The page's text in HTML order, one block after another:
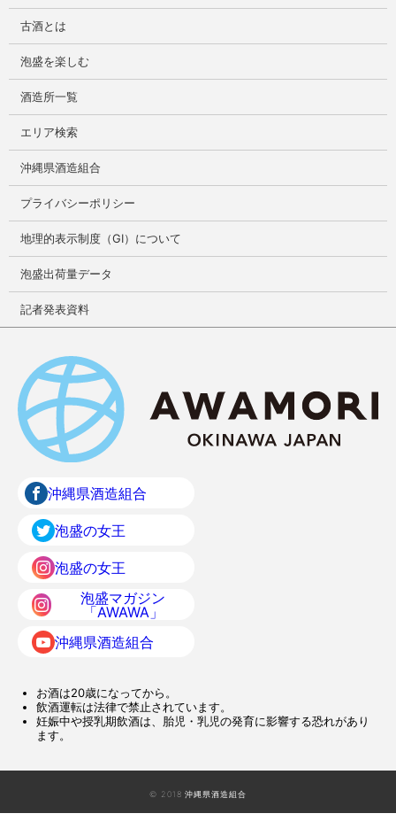
古酒とは
泡盛を楽しむ
酒造所一覧
エリア検索
沖縄県酒造組合
プライバシーポリシー
地理的表示制度（GI）について
泡盛出荷量データ
記者発表資料
沖縄県酒造組合
泡盛の女王
泡盛の女王
泡盛マガジン
「AWAWA」
沖縄県酒造組合
お酒は20歳になってから。
飲酒運転は法律で禁止されています。
妊娠中や授乳期飲酒は、胎児・乳児の発育に影響する恐れがあり
ます。
© 2018 沖縄県酒造組合